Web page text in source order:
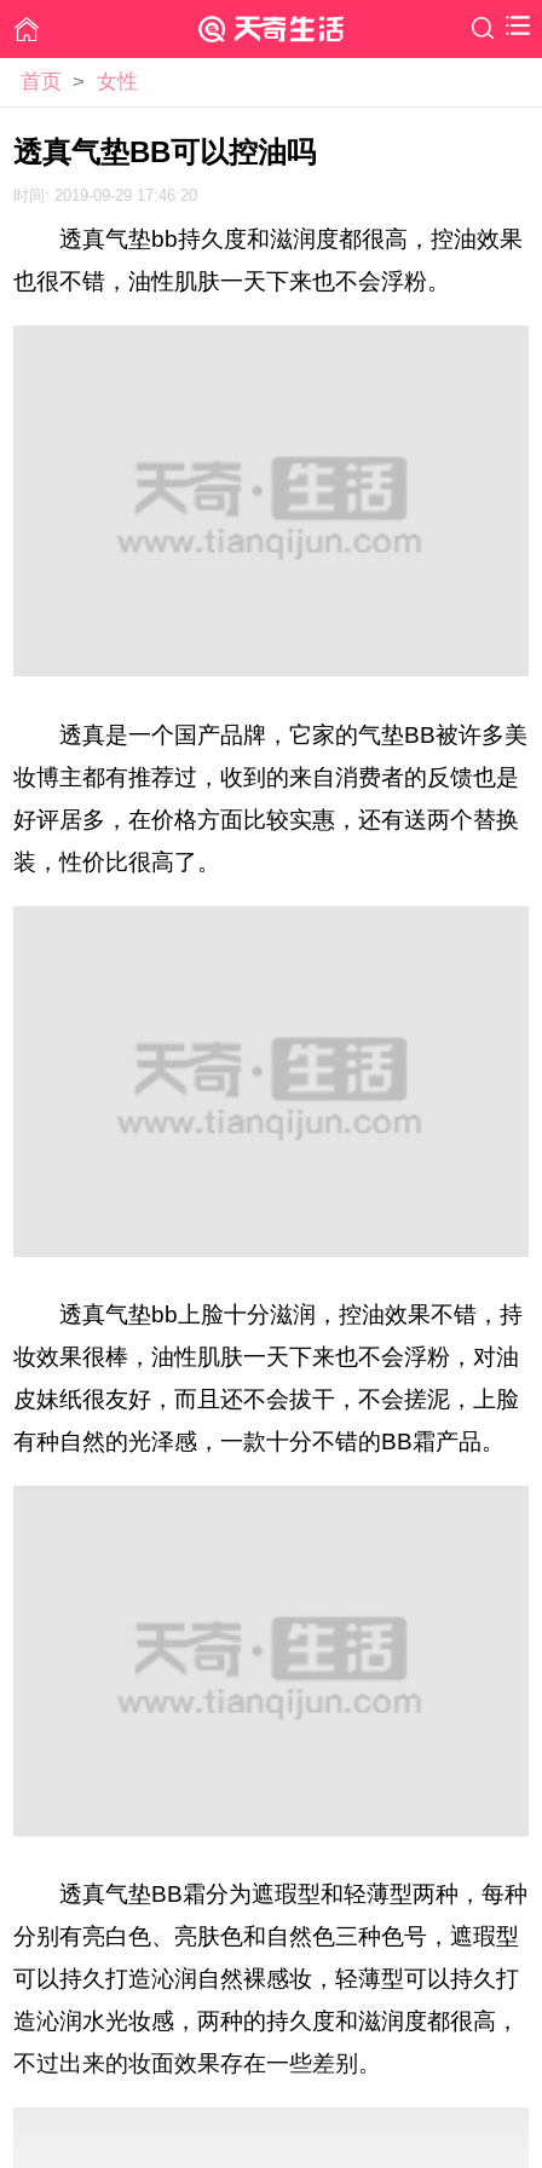
首页 > 女性
透真气垫BB可以控油吗
时间: 2019-09-29 17:46:20
透真气垫bb持久度和滋润度都很高，控油效果
也很不错，油性肌肤一天下来也不会浮粉。
透真是一个国产品牌，它家的气垫BB被许多美
妆博主都有推荐过，收到的来自消费者的反馈也是
好评居多，在价格方面比较实惠，还有送两个替换
装，性价比很高了。
透真气垫bb上脸十分滋润，控油效果不错，持
妆效果很棒，油性肌肤一天下来也不会浮粉，对油
皮妹纸很友好，而且还不会拔干，不会搓泥，上脸
有种自然的光泽感，一款十分不错的BB霜产品。
透真气垫BB霜分为遮瑕型和轻薄型两种，每种
分别有亮白色、亮肤色和自然色三种色号，遮瑕型
可以持久打造沁润自然裸感妆，轻薄型可以持久打
造沁润水光妆感，两种的持久度和滋润度都很高，
不过出来的妆面效果存在一些差别。